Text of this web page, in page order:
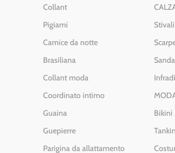
Collant
Pigiami
Camice da notte
Brasiliana
Collant moda
Coordinato intimo
Guaina
Guepierre
Parigina da allattamento
Stivali
Bikini